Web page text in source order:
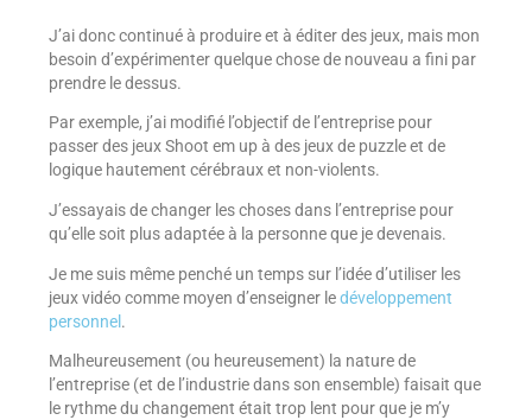
J’ai donc continué à produire et à éditer des jeux, mais mon
besoin d’expérimenter quelque chose de nouveau a fini par
prendre le dessus.
Par exemple, j’ai modifié l’objectif de l’entreprise pour
passer des jeux Shoot em up à des jeux de puzzle et de
logique hautement cérébraux et non-violents.
J’essayais de changer les choses dans l’entreprise pour
qu’elle soit plus adaptée à la personne que je devenais.
Je me suis même penché un temps sur l’idée d’utiliser les
jeux vidéo comme moyen d’enseigner ledéveloppement
personnel.
Malheureusement (ou heureusement) la nature de
l’entreprise (et de l’industrie dans son ensemble) faisait que
le rythme du changement était trop lent pour que je m’y